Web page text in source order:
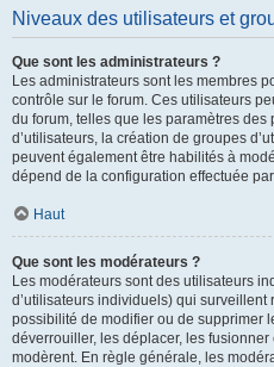
Niveaux des utilisateurs et
Que sont les administrateurs ?
Les administrateurs sont les membres
contrôle sur le forum. Ces utilisateurs
du forum, telles que les paramètres
d’utilisateurs, la création de groupes
peuvent également être habilités à
dépend de la configuration effectuée
Haut
Que sont les modérateurs ?
Les modérateurs sont des utilisateurs
d’utilisateurs individuels) qui
possibilité de modifier ou de supprimer
déverrouiller, les déplacer, les
modèrent. En règle générale, les